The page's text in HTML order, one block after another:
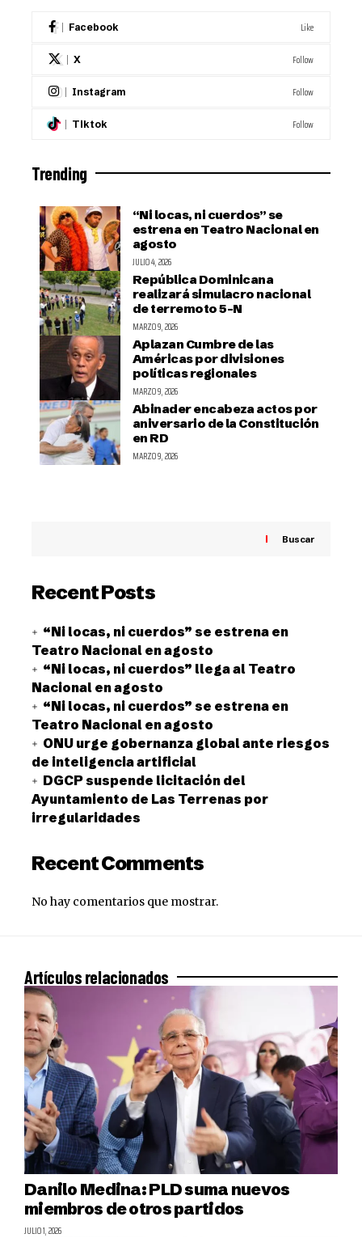
Facebook Like
X Follow
Instagram Follow
Tiktok Follow
Trending
“Ni locas, ni cuerdos” se
estrena en Teatro Nacional en
agosto
JULIO 4, 2026
República Dominicana
realizará simulacro nacional
de terremoto 5-N
MARZO 9, 2026
Aplazan Cumbre de las
Américas por divisiones
políticas regionales
MARZO 9, 2026
Abinader encabeza actos por
aniversario de la Constitución
en RD
MARZO 9, 2026
Buscar
Recent Posts
“Ni locas, ni cuerdos” se estrena en
Teatro Nacional en agosto
“Ni locas, ni cuerdos” llega al Teatro
Nacional en agosto
“Ni locas, ni cuerdos” se estrena en
Teatro Nacional en agosto
ONU urge gobernanza global ante riesgos
de inteligencia artificial
DGCP suspende licitación del
Ayuntamiento de Las Terrenas por
irregularidades
Recent Comments
No hay comentarios que mostrar.
Artículos relacionados
Danilo Medina: PLD suma nuevos
miembros de otros partidos
JULIO 1, 2026